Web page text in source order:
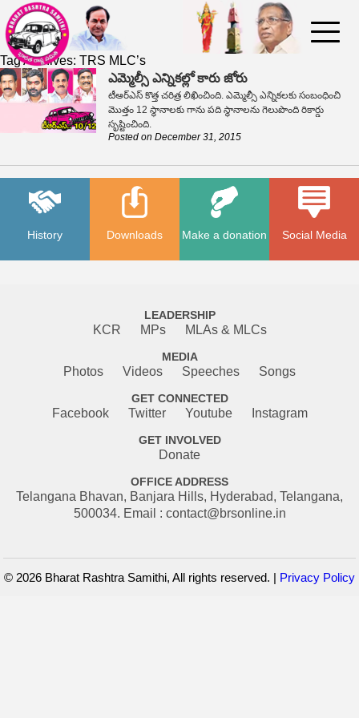
Tag Archives: TRS MLC’s
ఎమ్మెల్సీ ఎన్నికల్లో కారు జోరు
టీఆర్‌ఎస్ కొత్త చరిత్ర లిఖించింది. ఎమ్మెల్సీ ఎన్నికలకు సంబంధించి
మొత్తం 12 స్థానాలకు గాను పది స్థానాలను గెలుపొంది రికార్డు
సృష్టించింది.
Posted on December 31, 2015
History Social Media
Downloads Make a donation
LEADERSHIP
KCR MPs MLAs & MLCs
MEDIA
Photos Videos Speeches Songs
GET CONNECTED
Facebook Twitter Youtube Instagram
GET INVOLVED
Donate
OFFICE ADDRESS
Telangana Bhavan, Banjara Hills, Hyderabad, Telangana,
500034. Email : contact@brsonline.in
© 2026 Bharat Rashtra Samithi, All rights reserved. | Privacy Policy